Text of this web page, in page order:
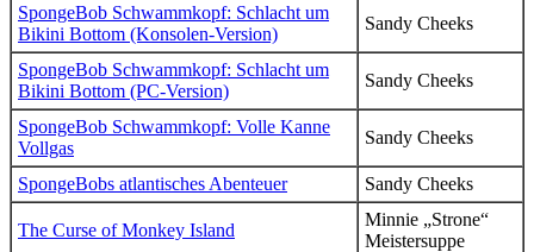
SpongeBob Schwammkopf: Schlacht um
Bikini Bottom (Konsolen-Version)
Sandy Cheeks
SpongeBob Schwammkopf: Schlacht um
Bikini Bottom (PC-Version)
Sandy Cheeks
SpongeBob Schwammkopf: Volle Kanne
Vollgas
Sandy Cheeks
SpongeBobs atlantisches Abenteuer Sandy Cheeks
The Curse of Monkey Island
Minnie „Strone“
Meistersuppe